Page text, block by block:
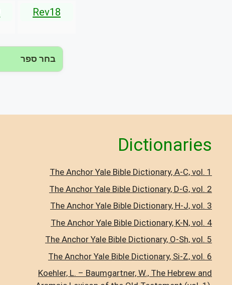
Rev18
בחר ספר
Dictionaries
The Anchor Yale Bible Dictionary, A-C, vol. 1
The Anchor Yale Bible Dictionary, D-G, vol. 2
The Anchor Yale Bible Dictionary, H-J, vol. 3
The Anchor Yale Bible Dictionary, K-N, vol. 4
The Anchor Yale Bible Dictionary, O-Sh, vol. 5
The Anchor Yale Bible Dictionary, Si-Z, vol. 6
Koehler, L. – Baumgartner, W., The Hebrew and